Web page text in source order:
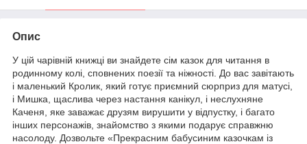
Опис
У цій чарівній книжці ви знайдете сім казок для читання в
родинному колі, сповнених поезії та ніжності. До вас завітають
і маленький Кролик, який готує приємний сюрприз для матусі,
і Мишка, щаслива через настання канікул, і неслухняне
Каченя, яке заважає друзям вирушити у відпустку, і багато
інших персонажів, знайомство з якими подарує справжню
насолоду. Дозвольте «Прекрасним бабусиним казочкам із